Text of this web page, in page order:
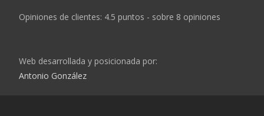
Opiniones de clientes: 4.5 puntos - sobre 8 opiniones
Web desarrollada y posicionada por:
Antonio González